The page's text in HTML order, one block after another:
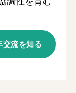
交流を知る